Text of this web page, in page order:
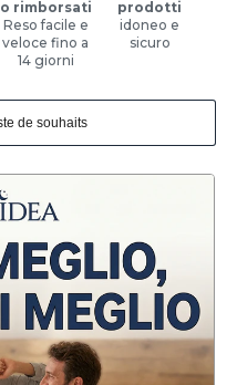
o rimborsati
Reso facile e
veloce fino a
14 giorni
prodotti
idoneo e
sicuro